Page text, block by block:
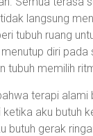
langsung
tubuh ruang
diri pada
tubuh memilih
terapi alami
aku butuh
butuh gerak